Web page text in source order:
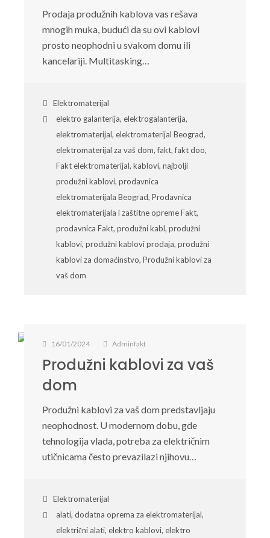
Prodaja produžnih kablova vas rešava
mnogih muka, budući da su ovi kablovi
prosto neophodni u svakom domu ili
kancelariji. Multitasking…
Elektromaterijal
elektro galanterija, elektrogalanterija,
elektromaterijal, elektromaterijal Beograd,
elektromaterijal za vaš dom,fakt,fakt doo,
Fakt elektromaterijal, kablovi, najbolji
produžni kablovi, prodavnica
elektromaterijala Beograd, Prodavnica
elektromaterijala i zaštitne opreme Fakt,
prodavnica Fakt, produžni kabl, produžni
kablovi, produžni kablovi prodaja, produžni
kablovi za domaćinstvo, Produžni kablovi za
vaš dom
16/01/2024 Adminfakt
Produžni kablovi za vaš
dom
Produžni kablovi za vaš dom predstavljaju
neophodnost. U modernom dobu, gde
tehnologija vlada, potreba za električnim
utičnicama često prevazilazi njihovu…
Elektromaterijal
alati, dodatna oprema za elektromaterijal,
električni alati, elektro kablovi, elektro